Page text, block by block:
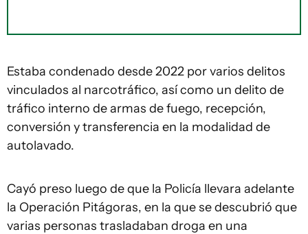
Estaba condenado desde 2022 por varios delitos
vinculados al narcotráfico, así como un delito de
tráfico interno de armas de fuego, recepción,
conversión y transferencia en la modalidad de
autolavado.
Cayó preso luego de que la Policía llevara adelante
la Operación Pitágoras, en la que se descubrió que
varias personas trasladaban droga en una